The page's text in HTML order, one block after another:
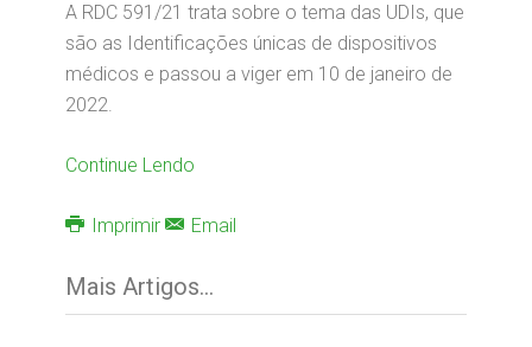
A RDC 591/21 trata sobre o tema das UDIs, que
são as Identificações únicas de dispositivos
médicos e passou a viger em 10 de janeiro de
2022.
Continue Lendo
Imprimir Email
Mais Artigos...